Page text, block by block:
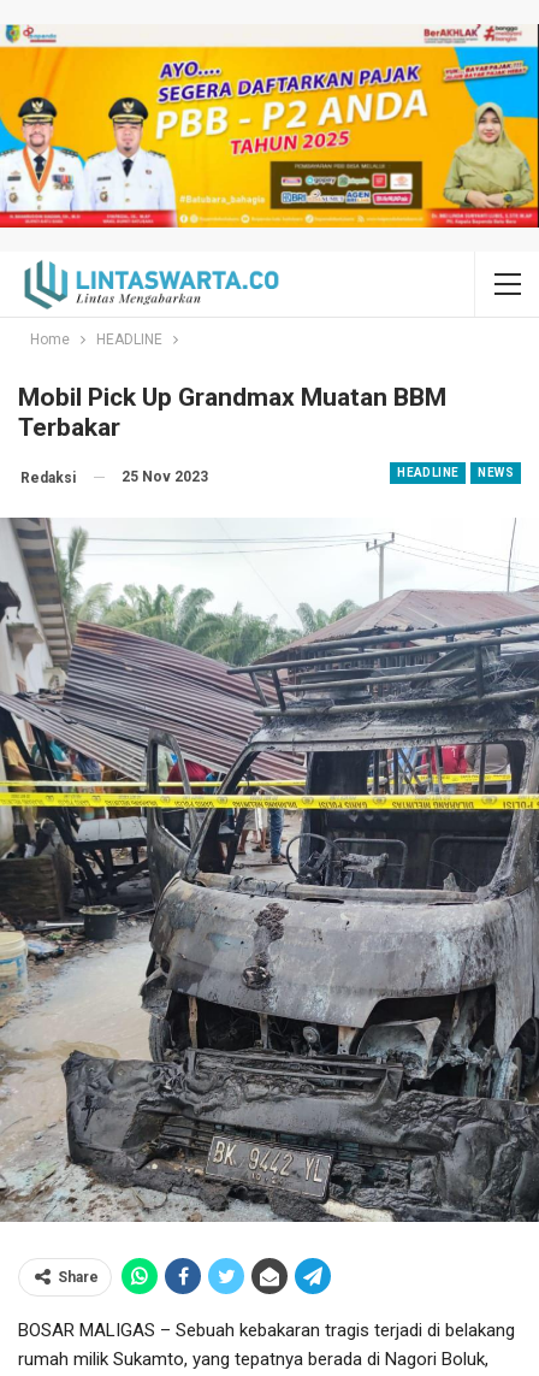
Home HEADLINE
Mobil Pick Up Grandmax Muatan BBM
Terbakar
HEADLINE NEWS
Redaksi 25 Nov 2023
Share
BOSAR MALIGAS – Sebuah kebakaran tragis terjadi di belakang
rumah milik Sukamto, yang tepatnya berada di Nagori Boluk,